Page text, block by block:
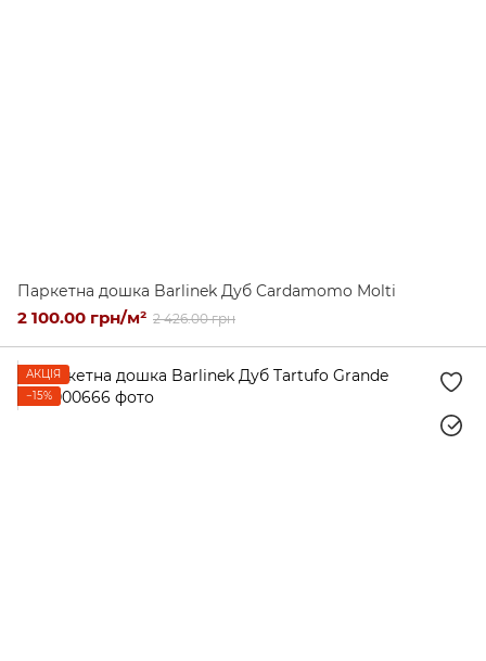
Паркетна дошка Barlinek Дуб Cardamomo Molti
2 100.00 грн/м² 2 426.00 грн
АКЦІЯ
−15%